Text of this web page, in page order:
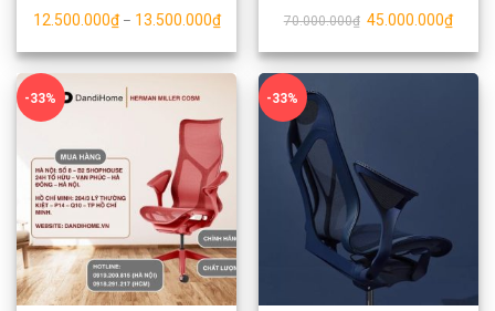
12.500.000₫– 13.500.000₫ 70.000.000₫ 45.000.000₫
-33% -33%